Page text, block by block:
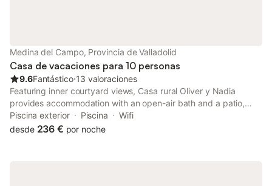
Medina del Campo, Provincia de Valladolid
Casa de vacaciones para 10 personas
9.6Fantástico⋅13 valoraciones
Featuring inner courtyard views, Casa rural Oliver y Nadia
provides accommodation with an open-air bath and a patio,
around 50 km from Valladolid Train station. This holiday home
has a private pool, barbecue facilities and free WiFi.
Piscina exterior Piscina
Wifi
desde 236 € por noche